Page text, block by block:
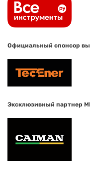
Официальный спонсор
Эксклюзивный партнер